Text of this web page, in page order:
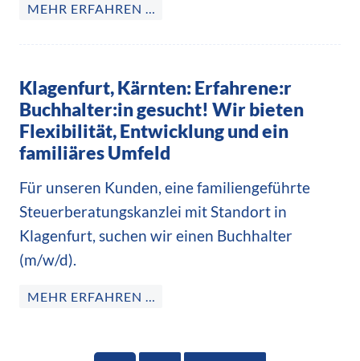
MEHR ERFAHREN …
Klagenfurt, Kärnten: Erfahrene:r
Buchhalter:in gesucht! Wir bieten
Flexibilität, Entwicklung und ein
familiäres Umfeld
Für unseren Kunden, eine familiengeführte
Steuerberatungskanzlei mit Standort in
Klagenfurt, suchen wir einen Buchhalter
(m/w/d).
MEHR ERFAHREN …